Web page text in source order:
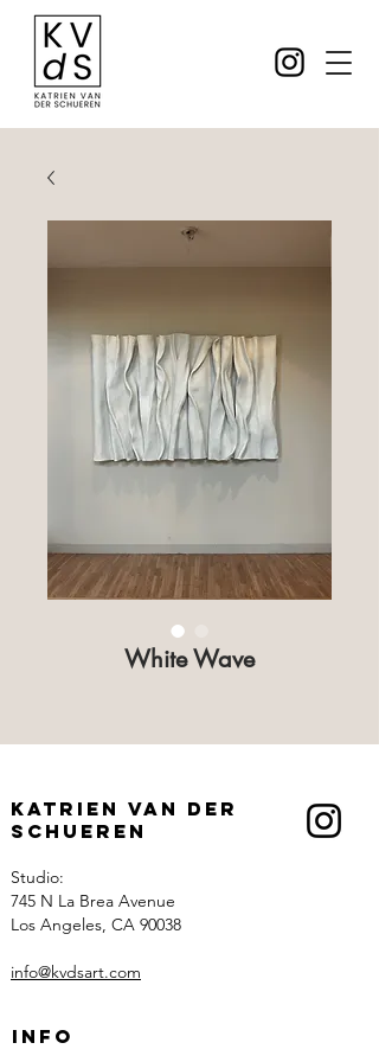
White Wave
Katrien Van der
Schueren
Studio:
745 N La Brea Avenue
Los Angeles, CA 90038
info@kvdsart.com
Info